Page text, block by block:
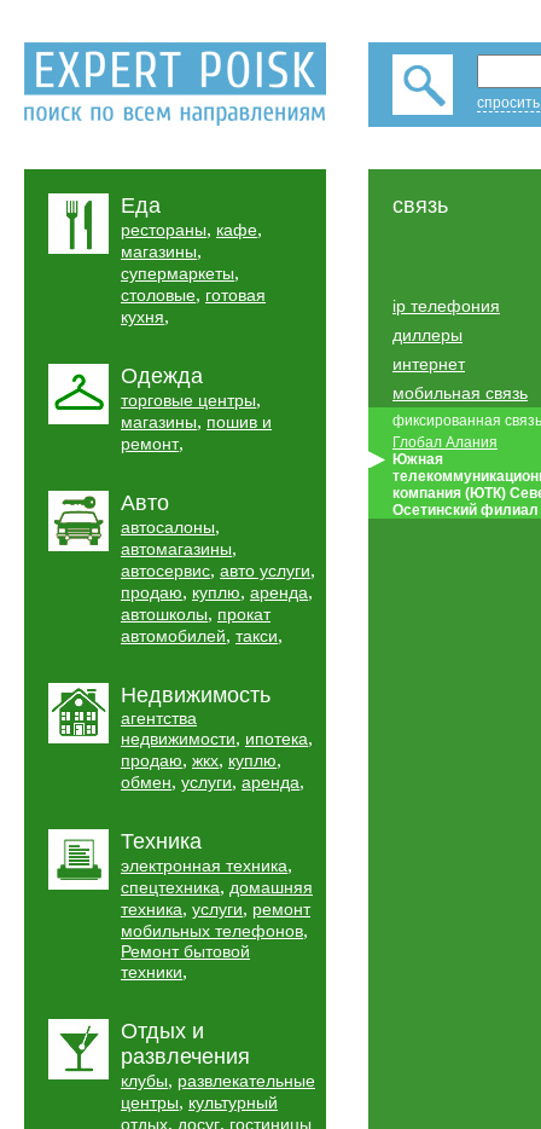
Еда
рестораны, кафе,
магазины,
супермаркеты,
столовые, готовая
кухня,
Одежда
торговые центры,
магазины, пошив и
ремонт,
Авто
автосалоны,
автомагазины,
автосервис, авто услуги,
продаю, куплю, аренда,
автошколы, прокат
автомобилей, такси,
Недвижимость
агентства
недвижимости, ипотека,
продаю, жкх, куплю,
обмен, услуги, аренда,
Техника
электронная техника,
спецтехника, домашняя
техника, услуги, ремонт
мобильных телефонов,
Ремонт бытовой
техники,
Отдых и
развлечения
клубы, развлекательные
центры, культурный
отдых, досуг, гостиницы
связь
ip телефония
диллеры
интернет
мобильная связь
фиксированная связь
Глобал Алания
Южная
компания (ЮТК)
Осетинский филиал